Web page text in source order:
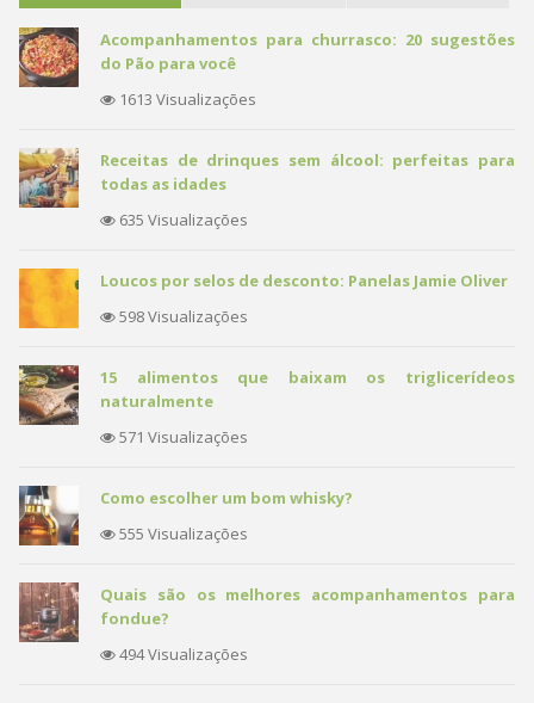
Acompanhamentos para churrasco: 20 sugestões
do Pão para você
1613 Visualizações
Receitas de drinques sem álcool: perfeitas para
todas as idades
635 Visualizações
Loucos por selos de desconto: Panelas Jamie Oliver
598 Visualizações
15 alimentos que baixam os triglicerídeos
naturalmente
571 Visualizações
Como escolher um bom whisky?
555 Visualizações
Quais são os melhores acompanhamentos para
fondue?
494 Visualizações